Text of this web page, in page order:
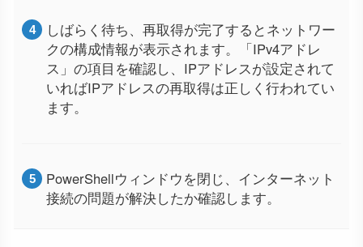
しばらく待ち、再取得が完了するとネットワー
クの構成情報が表示されます。「IPv4アドレ
ス」の項目を確認し、IPアドレスが設定されて
いればIPアドレスの再取得は正しく行われてい
ます。
PowerShellウィンドウを閉じ、インターネット
接続の問題が解決したか確認します。